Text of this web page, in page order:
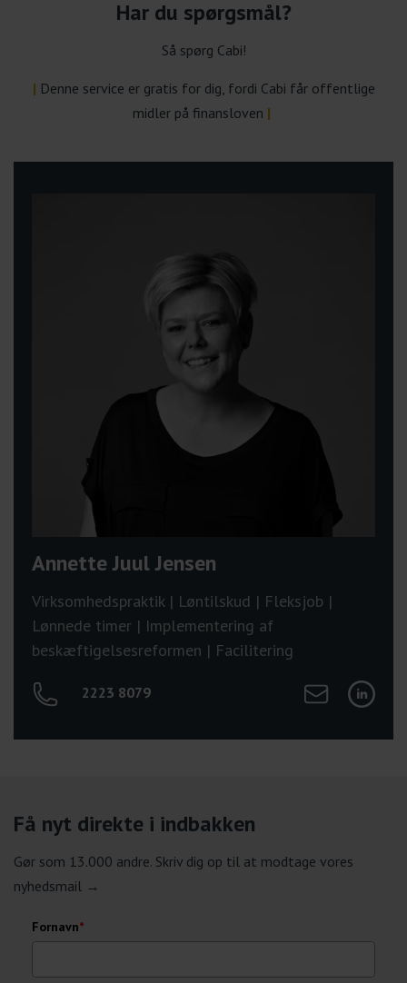
Har du spørgsmål?
Så spørg Cabi!
| Denne service er gratis for dig, fordi Cabi får offentlige
midler på finansloven |
Annette Juul Jensen
Virksomhedspraktik | Løntilskud | Fleksjob |
Lønnede timer | Implementering af
beskæftigelsesreformen | Facilitering
2223 8079 Send mail til
Tilgå
Få nyt direkte i indbakken
Gør som 13.000 andre. Skriv dig op til at modtage vores
nyhedsmail →
Fornavn*